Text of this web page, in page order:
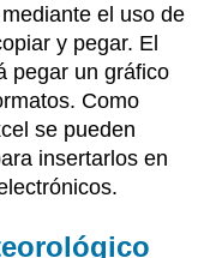
el uso de
y pegar. El
pegar un gráfico
Como
se pueden
insertarlos en